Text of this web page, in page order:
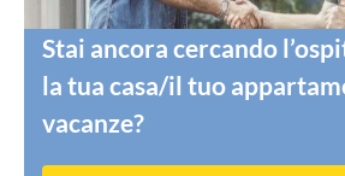
Stai ancora cercando
la tua casa/il tuo
vacanze?